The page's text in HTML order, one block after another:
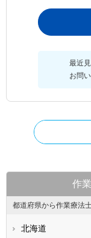
最近
お問
作
都道府県から作業療法
北海道